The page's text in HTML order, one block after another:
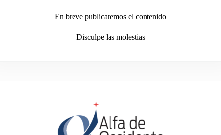
En breve publicaremos el contenido
Disculpe las molestias